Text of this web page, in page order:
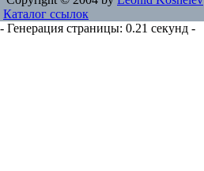
Каталог ссылок
- Генерация страницы: 0.21 секунд -